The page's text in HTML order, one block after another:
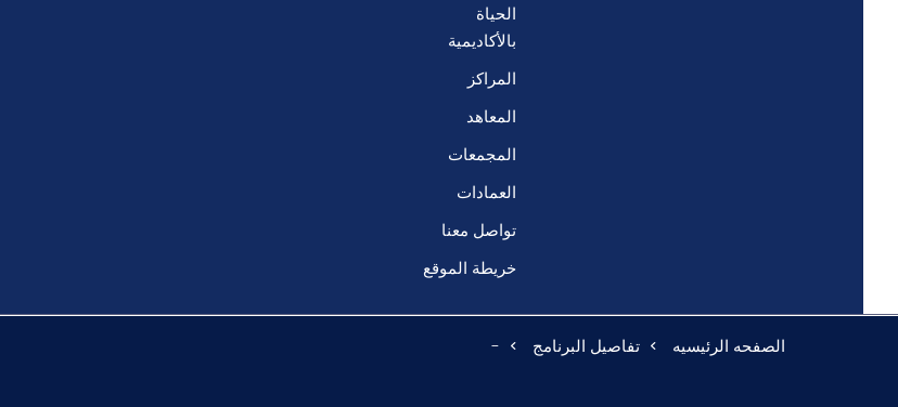
الحياة
بالأكاديمية
المراكز
المعاهد
المجمعات
العمادات
تواصل معنا
خريطة الموقع
الصفحه الرئيسيه تفاصيل البرنامج -